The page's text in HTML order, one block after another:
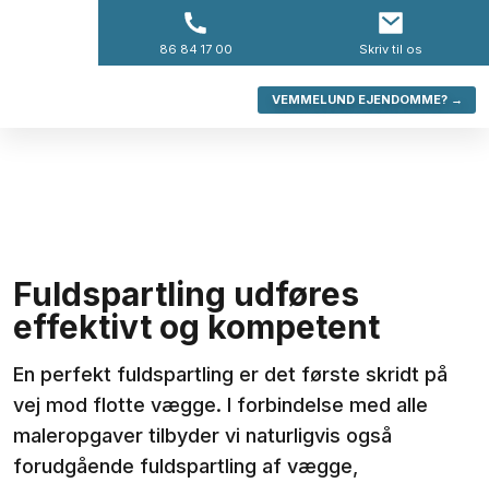
86 84 17 00​ ​Skriv til os
VEMMELUND EJENDOMME? →
Fuldspartling udføres
effektivt og kompetent
En perfekt fuldspartling er det første skridt på
vej mod flotte vægge. I forbindelse med alle
maleropgaver tilbyder vi naturligvis også
forudgående fuldspartling af vægge,